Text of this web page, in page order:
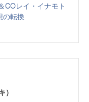
レイ・イナモト
の転換
）